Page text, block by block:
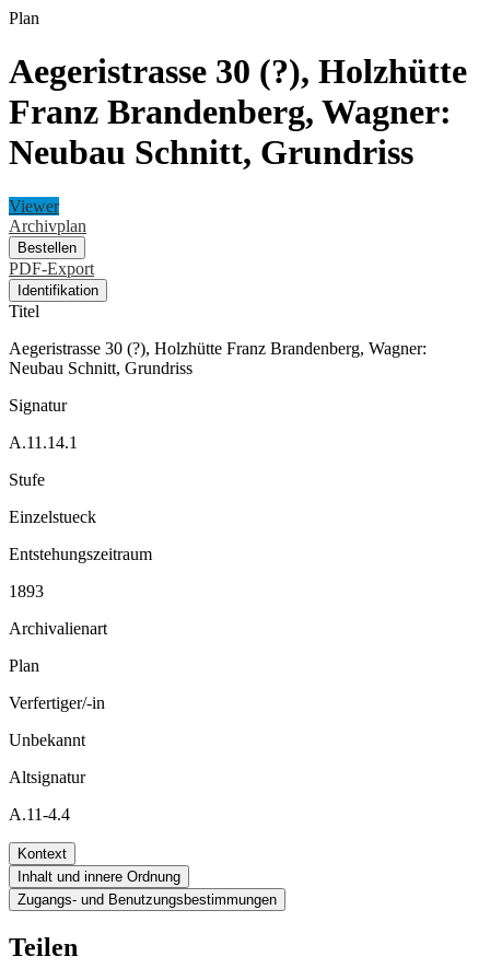
Plan
Aegeristrasse 30 (?), Holzhütte
Franz Brandenberg, Wagner:
Neubau Schnitt, Grundriss
Viewer
Archivplan
Bestellen
PDF-Export
Identifikation
Titel
Aegeristrasse 30 (?), Holzhütte Franz Brandenberg, Wagner:
Neubau Schnitt, Grundriss
Signatur
A.11.14.1
Stufe
Einzelstueck
Entstehungszeitraum
1893
Archivalienart
Plan
Verfertiger/-in
Unbekannt
Altsignatur
A.11-4.4
Kontext
Inhalt und innere Ordnung
Zugangs- und Benutzungsbestimmungen
Teilen